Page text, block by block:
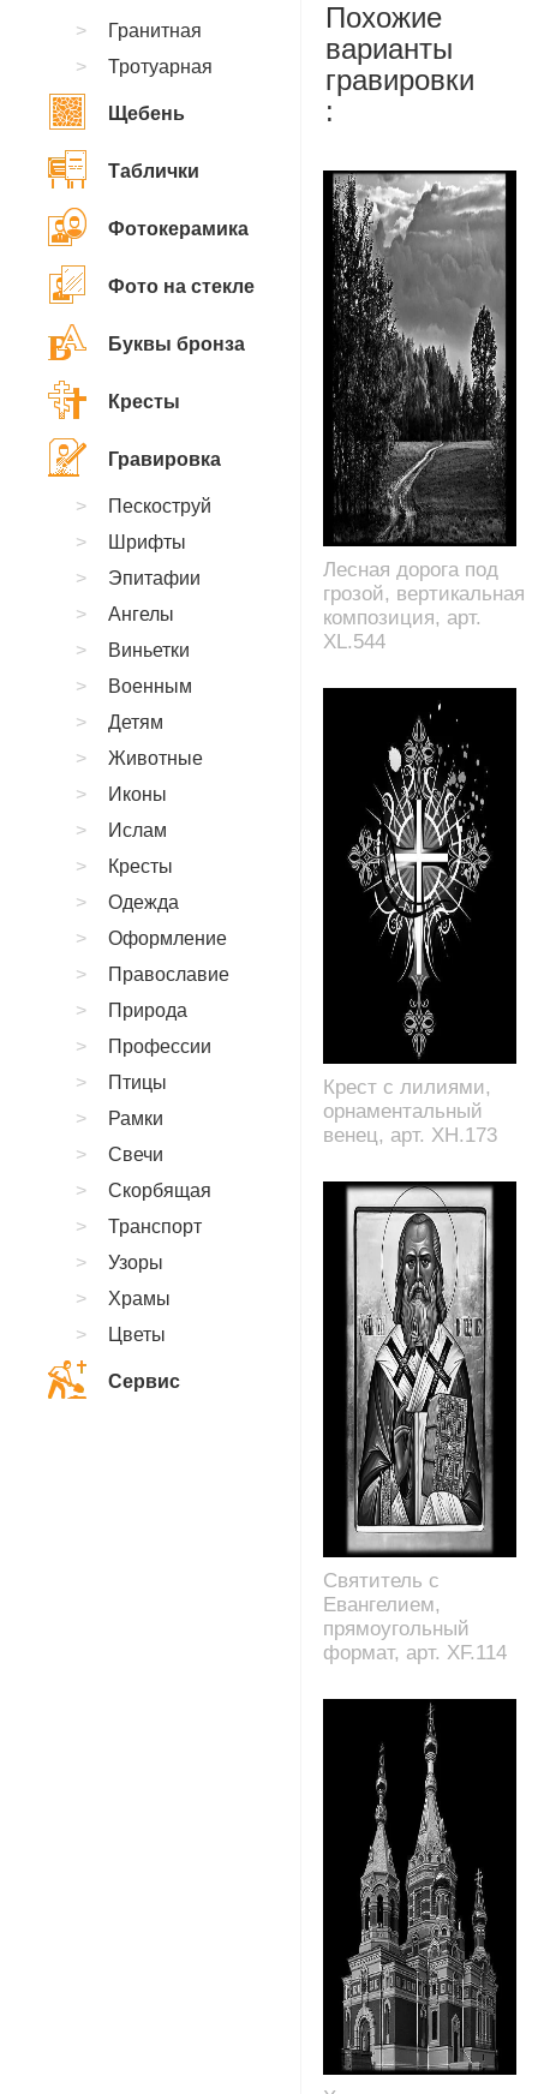
Похожие
варианты
гравировки
:
Лесная дорога под
грозой, вертикальная
композиция, арт.
XL.544
Крест с лилиями,
орнаментальный
венец, арт. XH.173
Святитель с
Евангелием,
прямоугольный
формат, арт. XF.114
Гранитная
Тротуарная
Щебень
Таблички
Фотокерамика
Фото на стекле
Буквы бронза
Кресты
Гравировка
Пескоструй
Шрифты
Эпитафии
Ангелы
Виньетки
Военным
Детям
Животные
Иконы
Ислам
Кресты
Одежда
Оформление
Православие
Природа
Профессии
Птицы
Рамки
Свечи
Скорбящая
Транспорт
Узоры
Храмы
Цветы
Сервис